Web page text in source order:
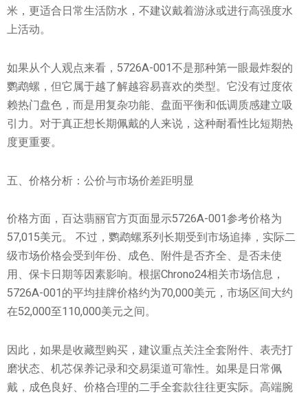
米，更适合日常生活防水，不建议戴着游泳或进行高强度水
上活动。
如果从个人观点来看，5726A-001不是那种第一眼最炸裂的
鹦鹉螺，但它属于越了解越容易喜欢的类型。它没有过度依
赖热门盘色，而是用复杂功能、盘面平衡和低调质感建立吸
引力。对于真正想长期佩戴的人来说，这种耐看性比短期热
度更重要。
五、价格分析：公价与市场价差距明显
价格方面，百达翡丽官方页面显示5726A-001参考价格为
57,015美元。 不过，鹦鹉螺系列长期受到市场追捧，实际二
级市场价格会受到年份、成色、附件是否齐全、是否未使
用、保卡日期等因素影响。根据Chrono24相关市场信息，
5726A-001的平均挂牌价格约为70,000美元，市场区间大约
在52,000至110,000美元之间。
因此，如果是收藏型购买，建议重点关注全套附件、表壳打
磨状态、机芯保养记录和交易渠道可靠性。如果是日常佩
戴，成色良好、价格合理的二手全套款往往更实际。高端腕